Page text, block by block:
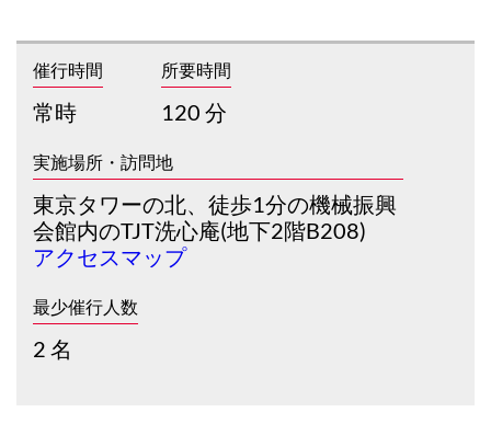
催行時間
常時
所要時間
120 分
実施場所・訪問地
東京タワーの北、徒歩1分の機械振興
会館内のTJT洗心庵(地下2階B208)
アクセスマップ
最少催行人数
2 名